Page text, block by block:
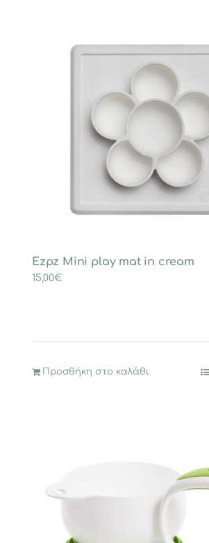
Ezpz Mini play mat in cream
15,00€
Προσθήκη στο καλάθι